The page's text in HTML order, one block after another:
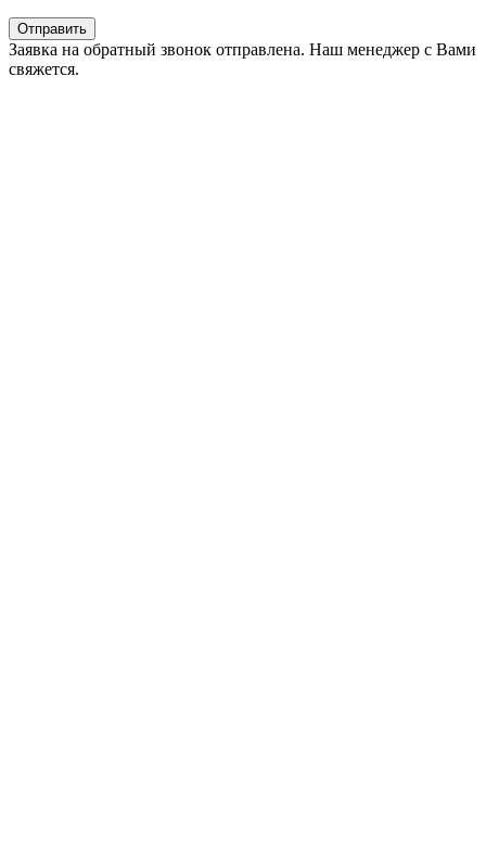
Отправить
Заявка на обратный звонок отправлена. Наш менеджер с Вами
свяжется.